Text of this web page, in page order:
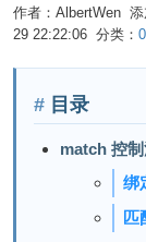
作者：AlbertWen
29 22:22:06 分类：
目录
match 控
绑
匹